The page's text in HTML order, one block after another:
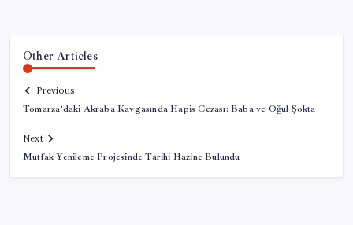
Other Articles
Previous
Tomarza’daki Akraba Kavgasında Hapis Cezası: Baba ve Oğul Şokta
Next
Mutfak Yenileme Projesinde Tarihi Hazine Bulundu